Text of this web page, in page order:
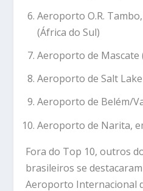
Aeroporto O.R.
(África do Sul)
Aeroporto de Mascate
Aeroporto de Salt Lake
Aeroporto de Belém/
Aeroporto de Narita,
Fora do Top 10, outros
brasileiros se
Aeroporto Internacional